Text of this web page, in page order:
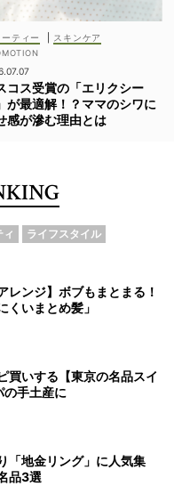
ーティー スキンケア
コス受賞の「エリクシー
が最適解！？ママのシワに
感が滲む理由とは
ィ ライフスタイル
レンジ】ボブもまとまる！
くいまとめ髪」
買いする【東京の名品スイ
の手土産に
「地金リング」に人気集
品3選